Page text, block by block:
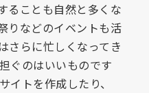
ることも自然と多くな
りなどのイベントも活
さらに忙しくなってき
ぐのはいいものです
イトを作成したり、